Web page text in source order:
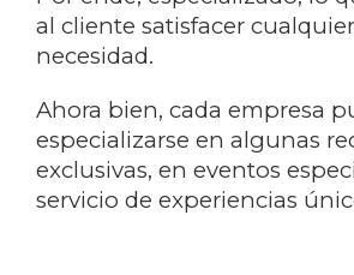
al cliente satisfacer
necesidad.
Ahora bien, cada empresa
especializarse en algunas
exclusivas, en eventos
servicio de experiencias